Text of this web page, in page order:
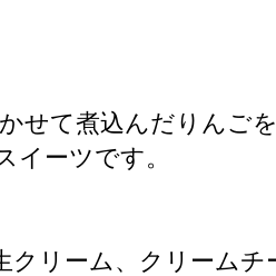
せて煮込んだりんごを
ーツです。
リーム、クリームチ